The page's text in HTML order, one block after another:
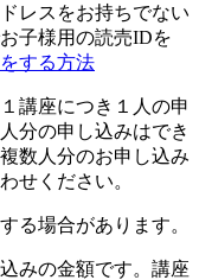
レスをお持ちでない
子様用の読売IDを
する方法
講座につき１人の申
分の申し込みはでき
数人分のお申し込み
せください。
る場合があります。
みの金額です。講座